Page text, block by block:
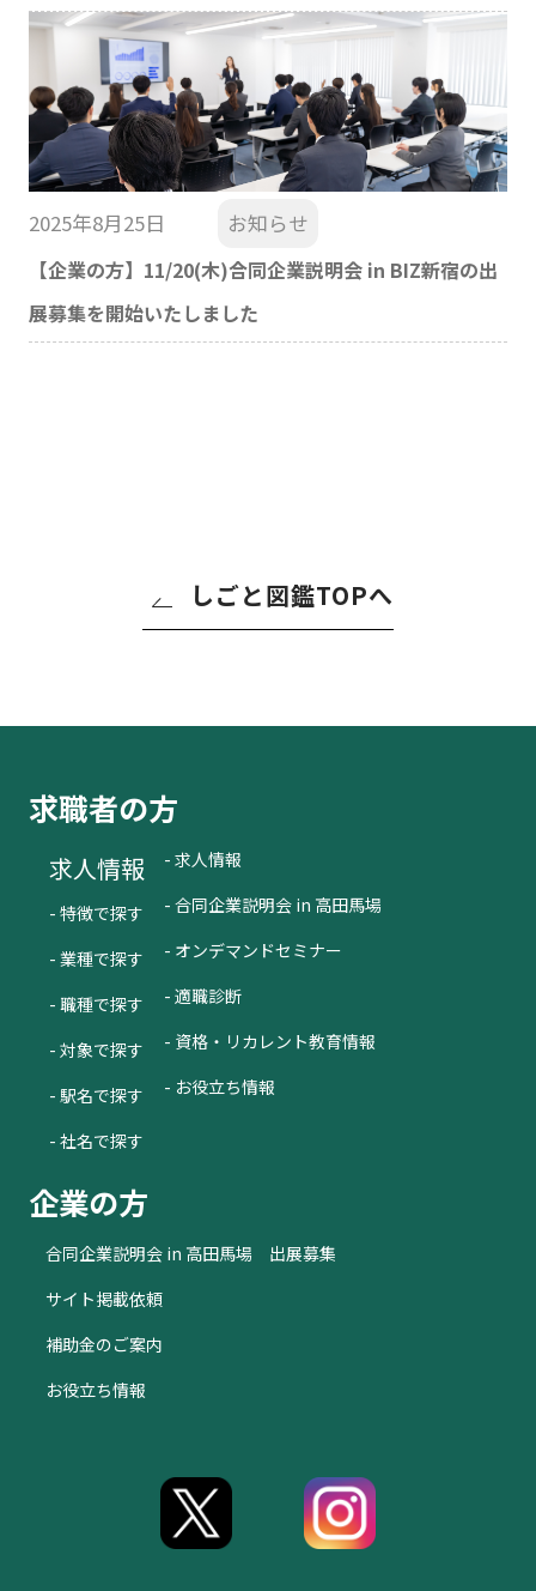
2025年8月25日
お知らせ
【企業の方】11/20(木)合同企業説明会 in BIZ新宿の出
展募集を開始いたしました
しごと図鑑TOPへ
求職者の方
求人情報
- 特徴で探す
- 業種で探す
- 職種で探す
- 対象で探す
- 駅名で探す
- 社名で探す
- 求人情報
- 合同企業説明会 in 高田馬場
- オンデマンドセミナー
- 適職診断
- 資格・リカレント教育情報
- お役立ち情報
企業の方
合同企業説明会 in 高田馬場 出展募集
サイト掲載依頼
補助金のご案内
お役立ち情報